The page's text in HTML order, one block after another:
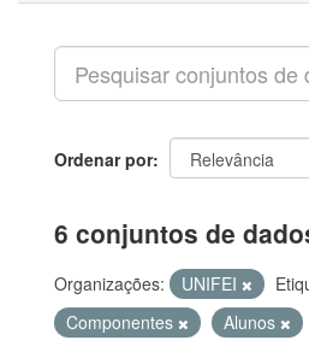
Ordenar por
6 conjuntos de
Organizações: UNIFEI
Componentes
Alunos